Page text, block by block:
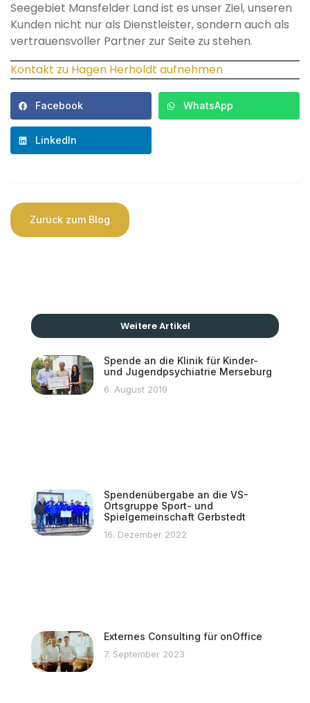
Seegebiet Mansfelder Land ist es unser Ziel, unseren
Kunden nicht nur als Dienstleister, sondern auch als
vertrauensvoller Partner zur Seite zu stehen.
Kontakt zu Hagen Herholdt aufnehmen
Facebook WhatsApp
LinkedIn
Zurück zum Blog
Weitere Artikel
Spende an die Klinik für Kinder-
und Jugendpsychiatrie Merseburg
6. August 2019
Spendenübergabe an die VS-
Ortsgruppe Sport- und
Spielgemeinschaft Gerbstedt
16. Dezember 2022
Externes Consulting für onOffice
7. September 2023